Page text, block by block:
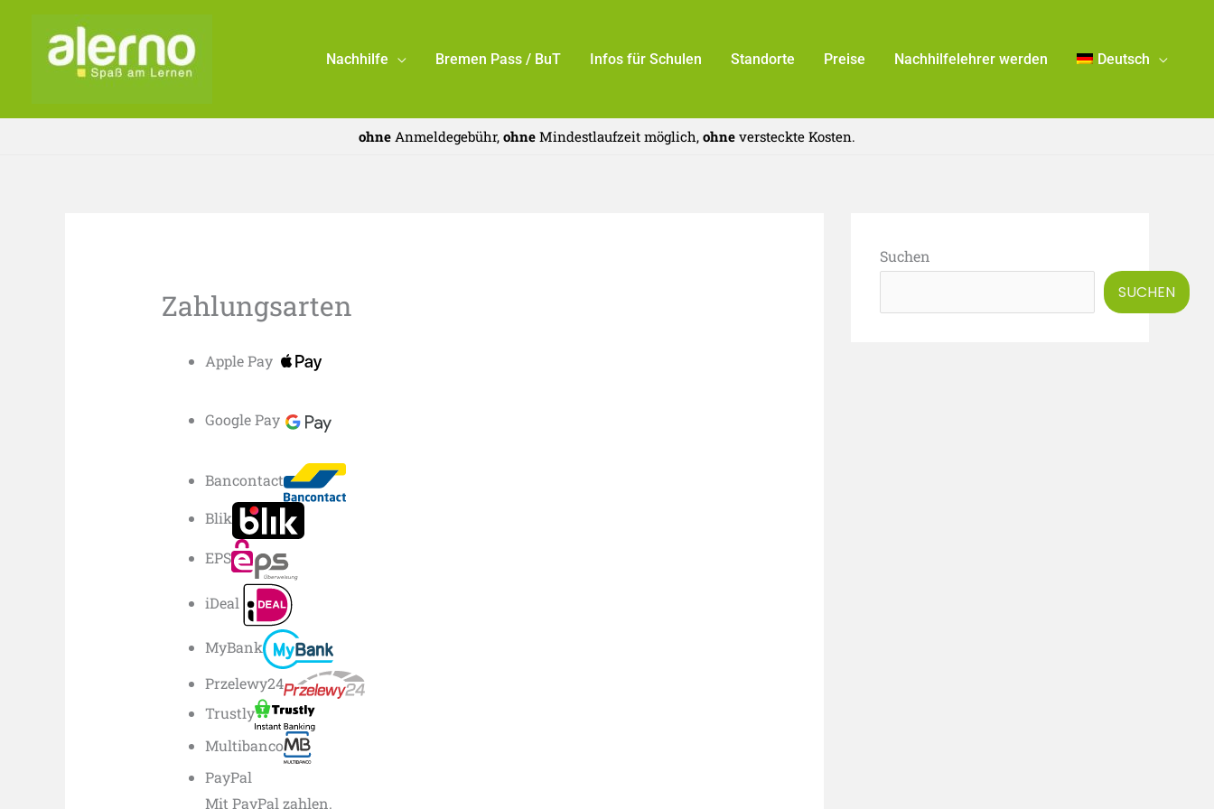
springen
Nachhilfe Bremen Pass / BuT Infos für Schulen Standorte Preise Nachhilfelehrer werden Deutsch
ohne Anmeldegebühr, ohne Mindestlaufzeit möglich, ohne versteckte Kosten.
Zahlungsarten
Apple Pay
Google Pay
Bancontact
Blik
EPS
iDeal
MyBank
Przelewy24
Trustly
Multibanco
PayPal
Mit PayPal zahlen.
Suchen
SUCHEN